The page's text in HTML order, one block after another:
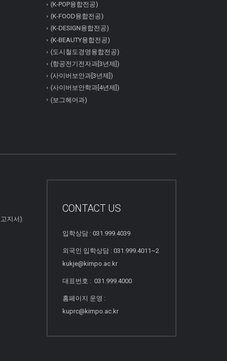
(K-POP융합전공)
(K-FOOD융합전공)
(K-DESIGN융합전공)
(K-BEAUTY융합전공)
(도시철도경영융합전공)
(항공전기전자과[3년제])
(사이버보안과[3년제])
(사이버보안학과[4년제])
(보그헤어과)
지서)
CONTACT US
입학상담 : 031.999.4039
외국인 입학상담 : 031.999.4011~2
kukje@kimpo.ac.kr
대표번호 : 031.999.4000
홈페이지 운영 :
kuprc@kimpo.ac.kr